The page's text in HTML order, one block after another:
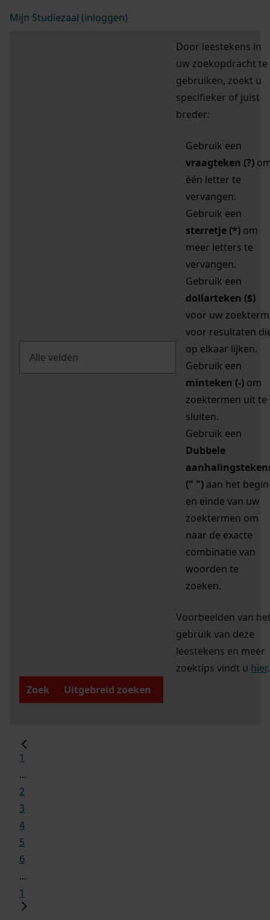
Mijn Studiezaal (inloggen)
Door leestekens in
uw zoekopdracht te
gebruiken, zoekt u
specifieker of juist
breder:
Gebruik een
vraagteken (?)
één letter te
vervangen.
Gebruik een
sterretje (*) om
meer letters te
vervangen.
Gebruik een
dollarteken ($)
voor uw zoekterm
voor resultaten
op elkaar lijken.
Gebruik een
minteken (-) om
zoektermen uit te
sluiten.
Gebruik een
Dubbele
(" ") aan het begin
en einde van uw
zoektermen om
naar de exacte
combinatie van
woorden te
zoeken.
Voorbeelden van
gebruik van deze
leestekens en meer
zoektips vindt u hier.
Zoek
Uitgebreid zoeken
1
...
2
3
4
5
6
...
1